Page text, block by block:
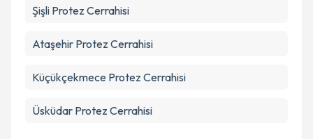
Şişli Protez Cerrahisi
Ataşehir Protez Cerrahisi
Küçükçekmece Protez Cerrahisi
Üsküdar Protez Cerrahisi